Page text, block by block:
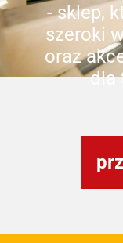
- sklep,
szeroki
oraz
dla